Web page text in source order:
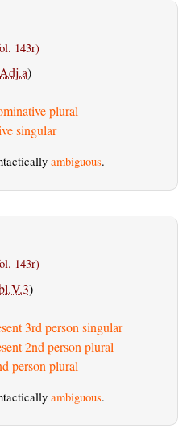
143r)
Adj.a)
plural
singular
ambiguous.
143r)
)
3rd person singular
2nd person plural
person plural
ambiguous.